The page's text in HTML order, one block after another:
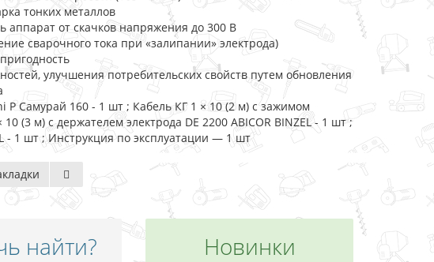
тонких металлов
аппарат от скачков напряжения до 300 В
сварочного тока при «залипании» электрода)
улучшения потребительских свойств путем обновления
P Самурай 160 - 1 шт ; Кабель КГ 1 × 10 (2 м) с зажимом
(3 м) с держателем электрода DE 2200 ABICOR BINZEL - 1 шт ;
- 1 шт ; Инструкция по эксплуатации ― 1 шт
найти? Новинки